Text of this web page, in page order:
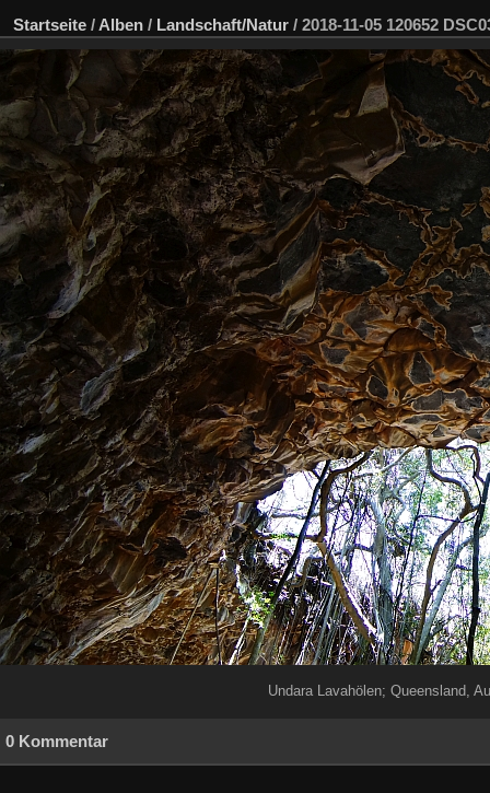
Startseite / Alben / Landschaft/Natur / 2018-11-05 120652
Undara Lavahölen; Queensland,
0 Kommentar